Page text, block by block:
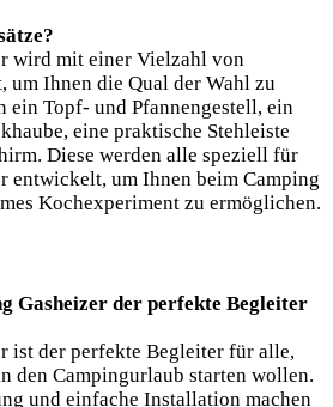
wird mit einer Vielzahl von
um Ihnen die Qual der Wahl zu
ein Topf- und Pfannengestell, ein
eine praktische Stehleiste
Diese werden alle speziell für
entwickelt, um Ihnen beim Camping
Kochexperiment zu ermöglichen.
Gasheizer der perfekte Begleiter
ist der perfekte Begleiter für alle,
den Campingurlaub starten wollen.
und einfache Installation machen